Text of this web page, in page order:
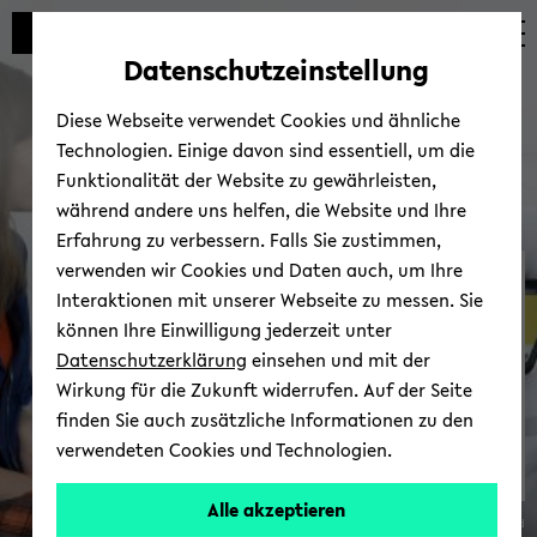
avoid
content
zum
wechseln
zum
wechseln
zum
wechseln
Cen­ter for Cog­ni­tive In­
ter­ac­tion Tech­nol­ogy
Cen­
© Uni­ver­sität Biele­feld
Datenschutzeinstellung
Diese Webseite verwendet Cookies und ähnliche
Technologien. Einige davon sind essentiell, um die
Funktionalität der Website zu gewährleisten,
während andere uns helfen, die Website und Ihre
Erfahrung zu verbessern. Falls Sie zustimmen,
verwenden wir Cookies und Daten auch, um Ihre
Interaktionen mit unserer Webseite zu messen. Sie
können Ihre Einwilligung jederzeit unter
Datenschutzerklärung einsehen und mit der
Wirkung für die Zukunft widerrufen. Auf der Seite
finden Sie auch zusätzliche Informationen zu den
verwendeten Cookies und Technologien.
Alle akzeptieren